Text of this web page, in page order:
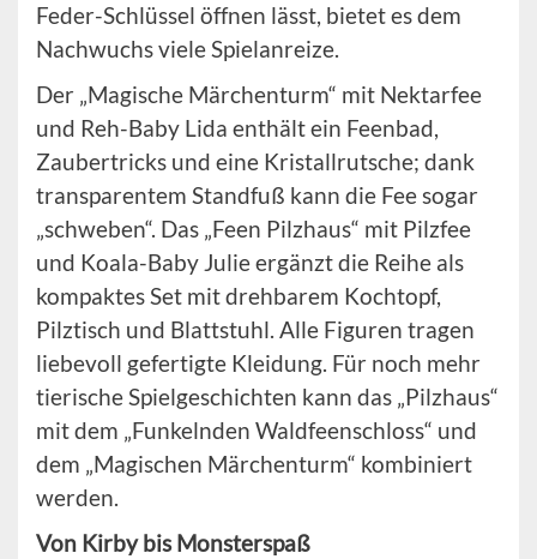
Feder-Schlüssel öffnen lässt, bietet es dem
Nachwuchs viele Spielanreize.
Der „Magische Märchenturm“ mit Nektarfee
und Reh-Baby Lida enthält ein Feenbad,
Zaubertricks und eine Kristallrutsche; dank
transparentem Standfuß kann die Fee sogar
„schweben“. Das „Feen Pilzhaus“ mit Pilzfee
und Koala-Baby Julie ergänzt die Reihe als
kompaktes Set mit drehbarem Kochtopf,
Pilztisch und Blattstuhl. Alle Figuren tragen
liebevoll gefertigte Kleidung. Für noch mehr
tierische Spielgeschichten kann das „Pilzhaus“
mit dem „Funkelnden Waldfeenschloss“ und
dem „Magischen Märchenturm“ kombiniert
werden.
Von Kirby bis Monsterspaß